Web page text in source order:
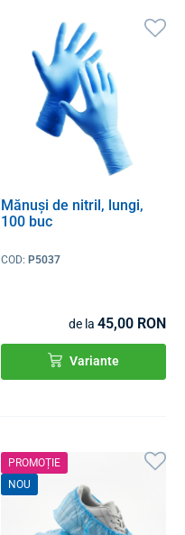
Mănuși de nitril, lungi,
100 buc
COD:P5037
de la 45,00 RON
Variante
PROMOȚIE
NOU